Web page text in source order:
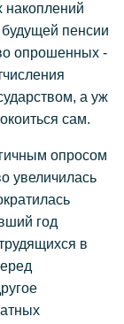
пенсии
опрошенных -
а уж
сам.
опросом
увеличилась
год
в